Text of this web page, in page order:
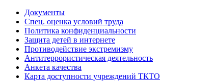
Документы
Спец. оценка условий труда
Политика конфиденциальности
Защита детей в интернете
Противодействие экстремизму
Антитеррористическая деятельность
Анкета качества
Карта доступности учреждений ТКТО